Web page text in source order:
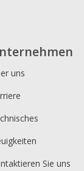
uns
Sie uns